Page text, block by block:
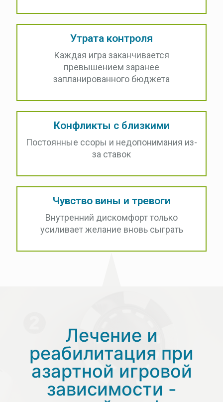
Утрата контроля
Каждая игра заканчивается
превышением заранее
запланированного бюджета
Конфликты с близкими
Постоянные ссоры и недопонимания из-
за ставок
Чувство вины и тревоги
Внутренний дискомфорт только
усиливает желание вновь сыграть
Лечение и
реабилитация при
азартной игровой
зависимости -